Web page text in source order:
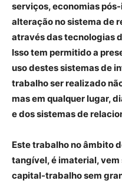
serviços, economias
alteração no sistema de
através das tecnologias
Isso tem permitido a
uso destes sistemas de
trabalho ser realizado
mas em qualquer lugar,
e dos sistemas de
Este trabalho no âmbito
tangível, é imaterial,
capital-trabalho sem